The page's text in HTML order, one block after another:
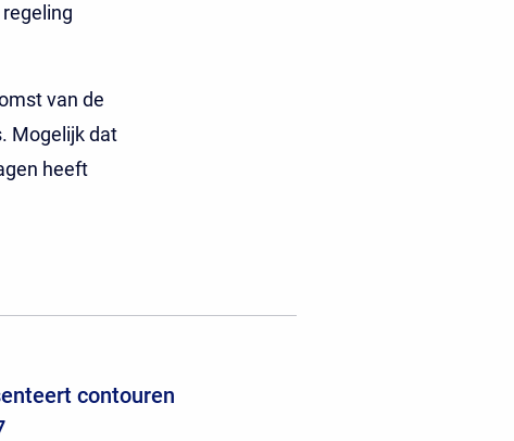
van de
Mogelijk dat
heeft
contouren